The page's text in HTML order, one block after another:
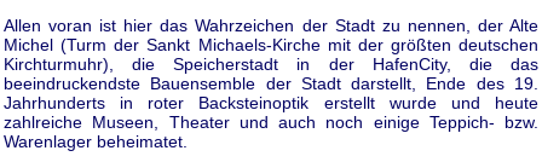
Allen voran ist hier das Wahrzeichen der Stadt zu nennen, der Alte
Michel (Turm der Sankt Michaels-Kirche mit der größten deutschen
Kirchturmuhr), die Speicherstadt in der HafenCity, die das
beeindruckendste Bauensemble der Stadt darstellt, Ende des 19.
Jahrhunderts in roter Backsteinoptik erstellt wurde und heute
zahlreiche Museen, Theater und auch noch einige Teppich- bzw.
Warenlager beheimatet.